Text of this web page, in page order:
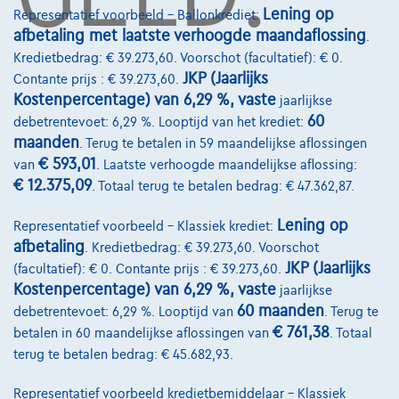
Representatief voorbeeld – Ballonkrediet: Lening op
afbetaling met laatste verhoogde maandaflossing
Kredietbedrag: € 39.273,60. Voorschot (facultatief): € 0.
Contante prijs : € 39.273,60. JKP (Jaarlijks
Kostenpercentage) van 6,29 %, vaste jaarlijkse
debetrentevoet: 6,29 %. Looptijd van het krediet: 60
maanden . Terug te betalen in 59 maandelijkse aflossingen
van € 593,01 . Laatste verhoogde maandelijkse aflossing:
€ 12.375,09. Totaal terug te betalen bedrag: € 47.362,87.
Representatief voorbeeld – Klassiek krediet: Lening op
afbetaling . Kredietbedrag: € 39.273,60. Voorschot
(facultatief): € 0. Contante prijs : € 39.273,60. JKP (Jaarlijks
Kostenpercentage) van 6,29 %, vaste jaarlijkse
debetrentevoet: 6,29 %. Looptijd van 60 maanden . Terug te
betalen in 60 maandelijkse aflossingen van € 761,38 . Totaal
terug te betalen bedrag: € 45.682,93.
Representatief voorbeeld kredietbemiddelaar – Klassiek
Onze dealers
Onze partners
Onze team
Contact
@2024 TCS Mobility SA/NV Copyright
Algemene Voorwaarden
Bijstandsvoorwaarden
Privacyverklaring
Cookiebeleid